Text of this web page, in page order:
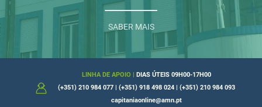
SABER MAIS
MERGULHO PROFISSIONAL
LICENÇA DE CONTEÚDO NÃO ESPECÍFICADO
PESCA LÚDICA NO RIO MINHO
REQUERIMENTOS
REGISTO DE EMBARCAÇÕES
CERTIDÕES
AUTORIZAÇÕES
LINHA DE APOIO | DIAS ÚTEIS 09H00-17H00
(+351) 210 984 077 | (+351) 918 498 024 | (+351) 210 984 093
capitaniaonline@amn.pt